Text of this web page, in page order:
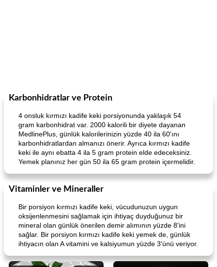
Karbonhidratlar ve Protein
4 onsluk kırmızı kadife keki porsiyonunda yaklaşık 54
gram karbonhidrat var. 2000 kalorili bir diyete dayanan
MedlinePlus, günlük kalorilerinizin yüzde 40 ila 60'ını
karbonhidratlardan almanızı önerir. Ayrıca kırmızı kadife
keki ile aynı ebatta 4 ila 5 gram protein elde edeceksiniz.
Yemek planınız her gün 50 ila 65 gram protein içermelidir.
Vitaminler ve Mineraller
Bir porsiyon kırmızı kadife keki, vücudunuzun uygun
oksijenlenmesini sağlamak için ihtiyaç duyduğunuz bir
mineral olan günlük önerilen demir alımının yüzde 8'ini
sağlar. Bir porsiyon kırmızı kadife keki yemek de, günlük
ihtiyacın olan A vitamini ve kalsiyumun yüzde 3'ünü veriyor.